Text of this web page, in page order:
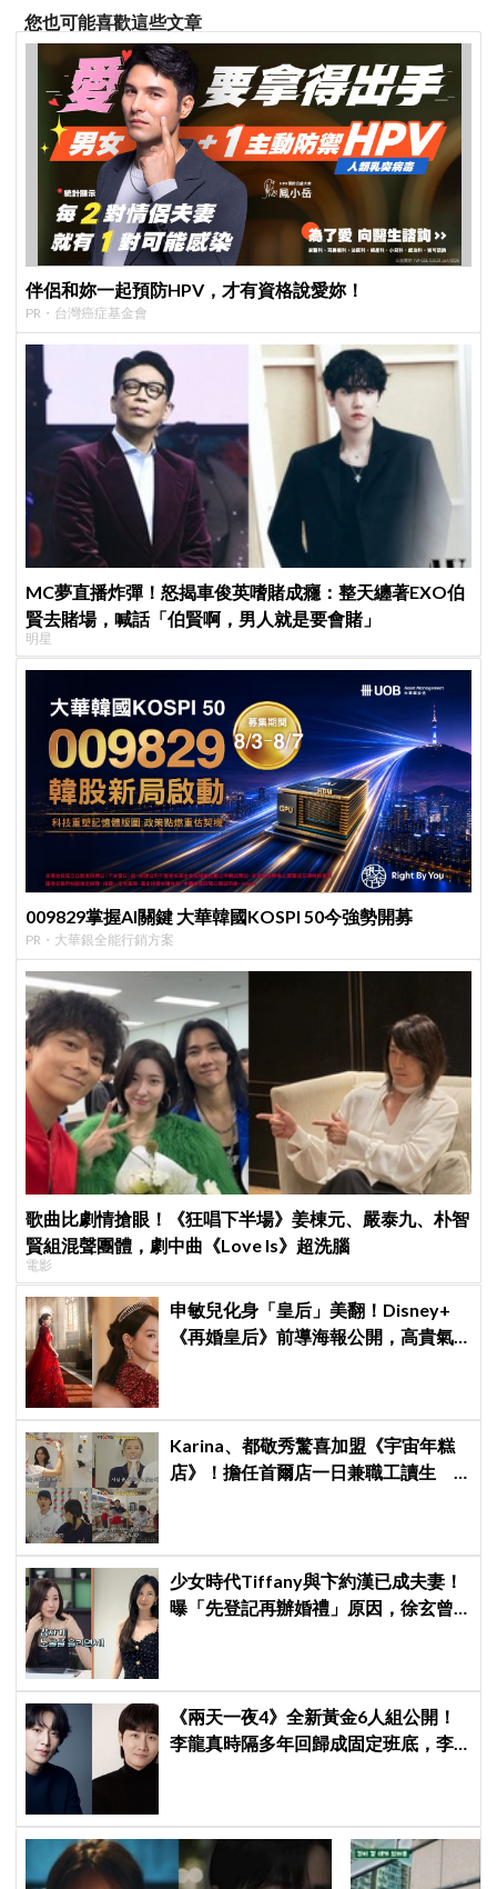
您也可能喜歡這些文章
伴侶和妳一起預防HPV，才有資格說愛妳！
PR・台灣癌症基金會
MC夢直播炸彈！怒揭車俊英嗜賭成癮：整天纏著EXO伯
賢去賭場，喊話「伯賢啊，男人就是要會賭」
明星
009829掌握AI關鍵 大華韓國KOSPI 50今強勢開募
PR・大華銀全能行銷方案
歌曲比劇情搶眼！《狂唱下半場》姜棟元、嚴泰九、朴智
賢組混聲團體，劇中曲《Love Is》超洗腦
電影
申敏兒化身「皇后」美翻！Disney+
《再婚皇后》前導海報公開，高貴氣
Karina、都敬秀驚喜加盟《宇宙年糕
店》！擔任首爾店一日兼職工讀生
少女時代Tiffany與卞約漢已成夫妻！
曝「先登記再辦婚禮」原因，徐玄曾
《兩天一夜4》全新黃金6人組公開！
李龍真時隔多年回歸成固定班底，李